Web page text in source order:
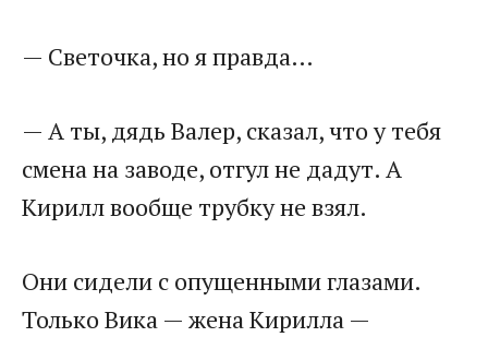
— Светочка, но я правда…
— А ты, дядь Валер, сказал, что у тебя
смена на заводе, отгул не дадут. А
Кирилл вообще трубку не взял.
Они сидели с опущенными глазами.
Только Вика — жена Кирилла —